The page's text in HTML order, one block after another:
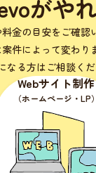
がや
金の目安をご確認
件によって変わり
なる方はご相談くだ
作
・LP）